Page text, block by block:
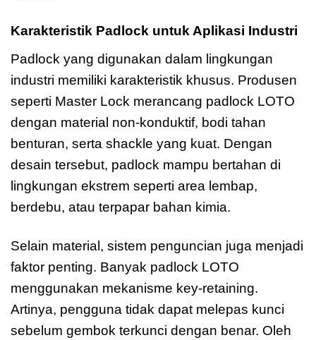
Karakteristik Padlock untuk Aplikasi Industri
Padlock yang digunakan dalam lingkungan
industri memiliki karakteristik khusus. Produsen
seperti Master Lock merancang padlock LOTO
dengan material non-konduktif, bodi tahan
benturan, serta shackle yang kuat. Dengan
desain tersebut, padlock mampu bertahan di
lingkungan ekstrem seperti area lembap,
berdebu, atau terpapar bahan kimia.
Selain material, sistem penguncian juga menjadi
faktor penting. Banyak padlock LOTO
menggunakan mekanisme key-retaining.
Artinya, pengguna tidak dapat melepas kunci
sebelum gembok terkunci dengan benar. Oleh